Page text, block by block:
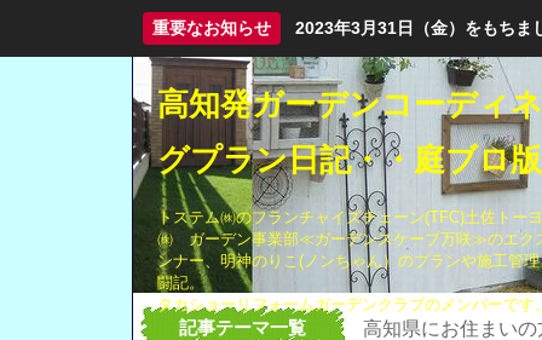
重要なお知らせ 2023年3月31日（金）をもちま
高知発ガーデンコーディ
グプラン日記・・庭ブロ版
トステム㈱のフランチャイズチェーン(TFC)土佐トー
㈱ ガーデン事業部≪ガーデンスケープ万咲≫のエク
ンナー、明神のりこ(ノンちゃん）のプランや施工管
闘記。
タカショーリフォームガーデンクラブのメンバーです
高知県にお住まいの
記事テーマ一覧